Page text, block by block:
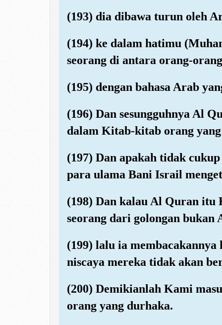
(193) dia dibawa turun oleh
(194) ke dalam hatimu
seorang di antara orang-
(195) dengan bahasa Arab
(196) Dan sesungguhnya Al
dalam Kitab-kitab orang
(197) Dan apakah tidak
para ulama Bani Israil
(198) Dan kalau Al Quran itu
seorang dari golongan bukan
(199) lalu ia
niscaya mereka tidak akan
(200) Demikianlah Kami
orang yang durhaka.